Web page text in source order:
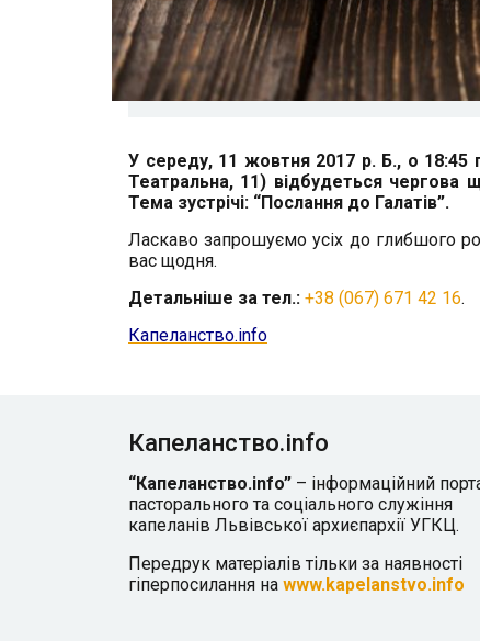
У середу, 11 жовтня 2017 р. Б., о 18:45
Театральна, 11) відбудеться чергова
Тема зустрічі: “Послання до Галатів”.
Ласкаво запрошуємо усіх до глибшого
вас щодня.
Детальніше за тел.: +38 (067) 671 42 16.
Капеланство.info
Капеланство.info
“Капеланство.info” – інформаційний
пасторального та соціального служіння
капеланів Львівської архиєпархії УГКЦ.
Передрук матеріалів тільки за наявності
гіперпосилання на www.kapelanstvo.info